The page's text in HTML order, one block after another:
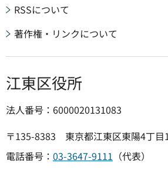
RSSについて
著作権・リンクについて
江東区役所
法人番号：6000020131083
〒135-8383 東京都江東区東陽4丁目
電話番号： 03-3647-9111 （代表）